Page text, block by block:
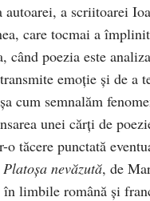
a scriitoarei
care tocmai a
poezia este
emoţie şi de a
cum semnalăm
unei cărţi de
tăcere punctată
Platoşa nevăzută, de
limbile română şi